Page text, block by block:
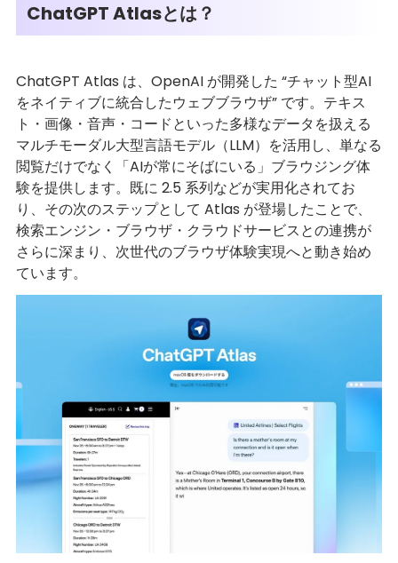
ChatGPT Atlasとは？
ChatGPT Atlas は、OpenAI が開発した “チャット型AI
をネイティブに統合したウェブブラウザ” です。テキス
ト・画像・音声・コードといった多様なデータを扱える
マルチモーダル大型言語モデル（LLM）を活用し、単なる
閲覧だけでなく「AIが常にそばにいる」ブラウジング体
験を提供します。既に 2.5 系列などが実用化されてお
り、その次のステップとして Atlas が登場したことで、
検索エンジン・ブラウザ・クラウドサービスとの連携が
さらに深まり、次世代のブラウザ体験実現へと動き始め
ています。